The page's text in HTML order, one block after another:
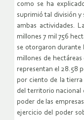
como se ha
suprimió tal división y
ambas actividades.
millones 7 mil 756
se otorgaron durante
millones de
representan el 28.58
por ciento de la tierra
del territorio nacional
poder de las
ejercicio del poder